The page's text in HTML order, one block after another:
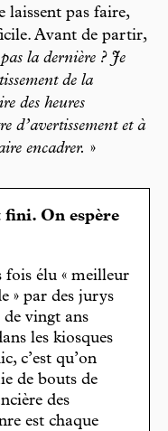
laissent pas faire,
Avant de partir,
la dernière ? Je
de la
des heures
d’avertissement et à
encadrer. »
On espère
fois élu « meilleur
» par des jurys
vingt ans
les kiosques
c’est qu’on
de bouts de
des
est chaque